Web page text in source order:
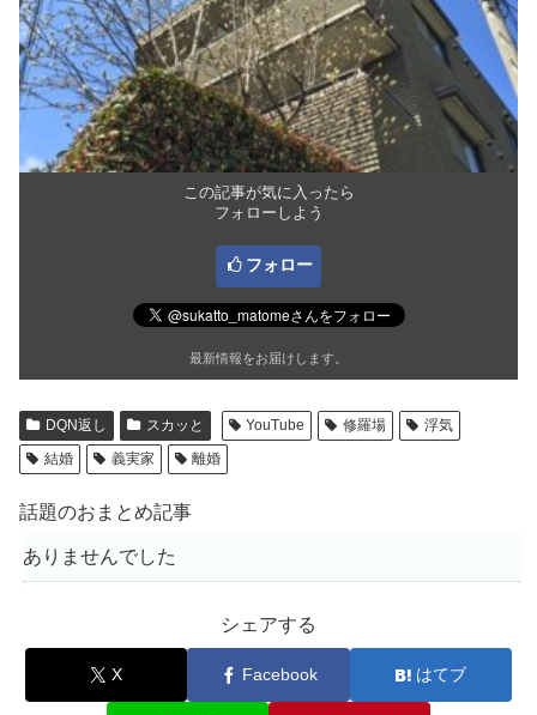
この記事が気に入ったら
フォローしよう
フォロー
最新情報をお届けします。
DQN返し スカッと YouTube 修羅場
浮気
結婚
義実家 離婚
話題のおまとめ記事
ありませんでした
シェアする
X Facebook はてブ